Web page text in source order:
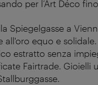
per l’Art Déco
Spiegelgasse a
equo e
estratto senza
Fairtrade. Gioielli